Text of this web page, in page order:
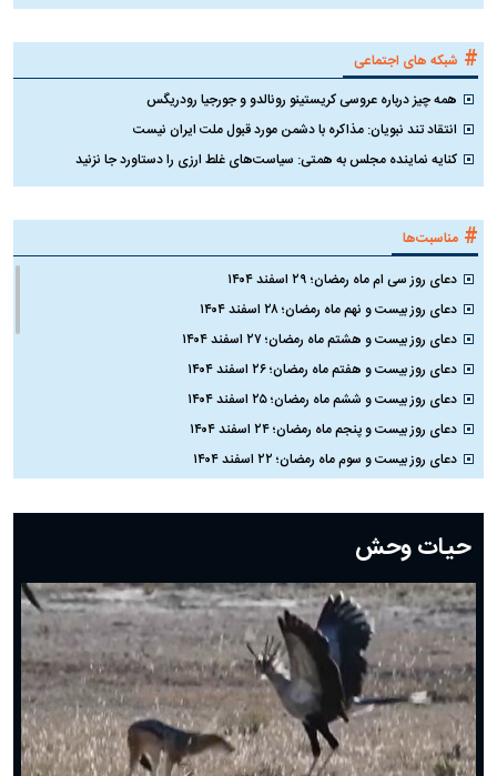
# شبکه های اجتماعی
همه چیز درباره عروسی کریستینو رونالدو و جورجیا رودریگس
انتقاد تند نبویان: مذاکره با دشمن مورد قبول ملت ایران نیست
کنایه نماینده مجلس به همتی: سیاست‌های غلط ارزی را دستاورد جا نزنید
# مناسبت‌ها
دعای روز سی ام ماه رمضان؛ ۲۹ اسفند ۱۴۰۴
دعای روز بیست و نهم ماه رمضان؛ ۲۸ اسفند ۱۴۰۴
دعای روز بیست و هشتم ماه رمضان؛ ۲۷ اسفند ۱۴۰۴
دعای روز بیست و هفتم ماه رمضان؛ ۲۶ اسفند ۱۴۰۴
دعای روز بیست و ششم ماه رمضان؛ ۲۵ اسفند ۱۴۰۴
دعای روز بیست و پنجم ماه رمضان؛ ۲۴ اسفند ۱۴۰۴
دعای روز بیست و سوم ماه رمضان؛ ۲۲ اسفند ۱۴۰۴
دعای روز بیستم ماه رمضان؛ ۱۹ اسفند ۱۴۰۴
دعای روز هشتم ماه مبارک رمضان؛ ۷ اسفند ماه ۱۴۰۴
دعای روز هفتم ماه رمضان؛ ۶ اسفند ۱۴۰۴
دعای روز ششم ماه رمضان؛ ۵ اسفند ۱۴۰۴
دعای روز پنجم ماه رمضان؛ ۴ اسفند ۱۴۰۴
دعای روز چهارم ماه مبارک رمضان؛ ۳ اسفند ۱۴۰۴
دعای روز سوم ماه مبارک رمضان؛ ۱۴ اسفند ۱۴۰۴
دعای روز دوم ماه مبارک رمضان ۱ اسفند ماه ۱۴۰۴
دعای روز اول ماه مبارک رمضان، ۳۰ بهمن ۱۴۰۴
حیات وحش